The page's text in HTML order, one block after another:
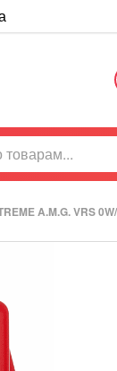
A.M.G. VRS